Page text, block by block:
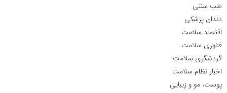
طب سنتی
دندان پزشکی
اقتصاد سلامت
فناوری سلامت
گردشگری سلامت
اخبار نظام سلامت
پوست، مو و زیبایی